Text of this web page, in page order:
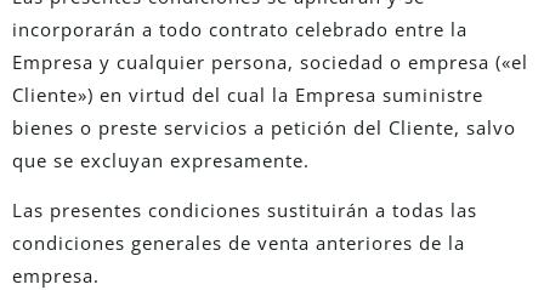
incorporarán a todo contrato celebrado entre la
Empresa y cualquier persona, sociedad o empresa («el
Cliente») en virtud del cual la Empresa suministre
bienes o preste servicios a petición del Cliente, salvo
que se excluyan expresamente.
Las presentes condiciones sustituirán a todas las
condiciones generales de venta anteriores de la
empresa.